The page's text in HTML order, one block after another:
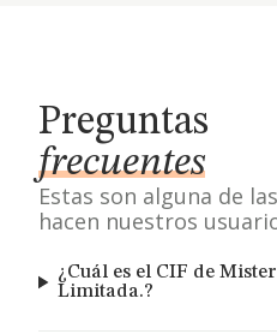
Preguntas
frecuentes
Estas son alguna de
hacen nuestros
¿Cuál es el CIF de
Limitada.?